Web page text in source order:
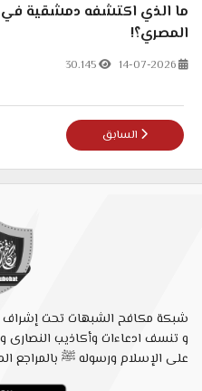
ما الذي اكتشفه دمشقية
المصري؟!
14-07-2026
30.145
المقال السابق: طه
السابق
شبكة مكافح الشبهات تحت إشراف
و تنسف ادعاءات وأكاذيب النصارى
على الإسلام ورسوله ﷺ بالمراجع